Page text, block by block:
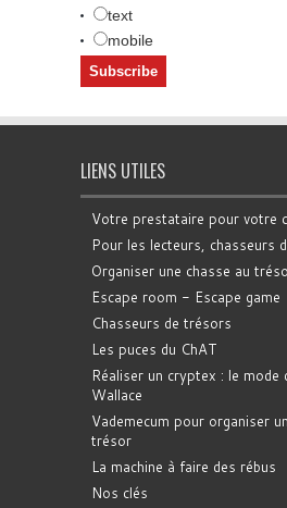
text
mobile
LIENS UTILES
Votre prestataire pour votre
Pour les lecteurs, chasseurs
Organiser une chasse au
Escape room - Escape game
Chasseurs de trésors
Les puces du ChAT
Réaliser un cryptex : le mode
Wallace
Vademecum pour organiser
trésor
La machine à faire des rébus
Nos clés